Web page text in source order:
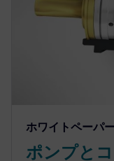
ホワイトペーパー
ポンプと